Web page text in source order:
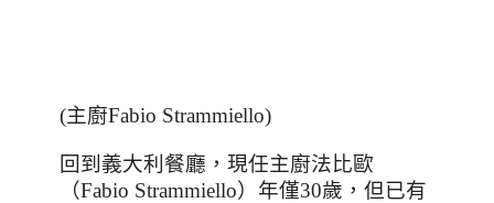
(主廚Fabio Strammiello)
回到義大利餐廳，現任主廚法比歐
（Fabio Strammiello）年僅30歲，但已有